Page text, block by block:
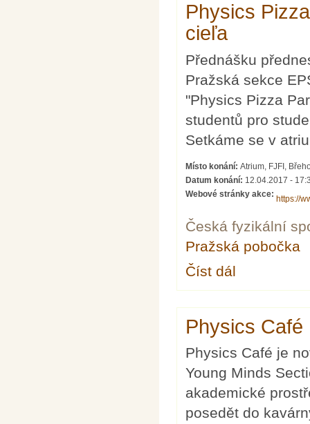
Physics
cieľa
Přednášku
Pražská sekce
"Physics Pizza
studentů pro
Setkáme se v
Místo konání:Atrium, FJFI,
Datum konání: 12.04.2017 -
Webové stránky akce:
https://
Česká fyzikální
Pražská pobočka
Číst dál
Physics
Physics Café je
Young Minds
akademické
posedět do